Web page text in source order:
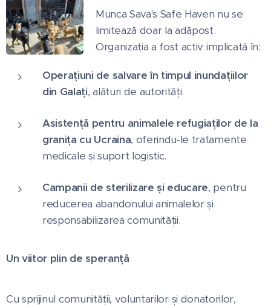
Munca Sava's Safe Haven nu se
limitează doar la adăpost.
Organizația a fost activ implicată în:
Operațiuni de salvare în timpul inundațiilor
din Galați, alături de autorități.
Asistență pentru animalele refugiaților de la
granița cu Ucraina, oferindu-le tratamente
medicale și suport logistic.
Campanii de sterilizare și educare, pentru
reducerea abandonului animalelor și
responsabilizarea comunității.
Un viitor plin de speranță
Cu sprijinul comunității, voluntarilor și donatorilor,